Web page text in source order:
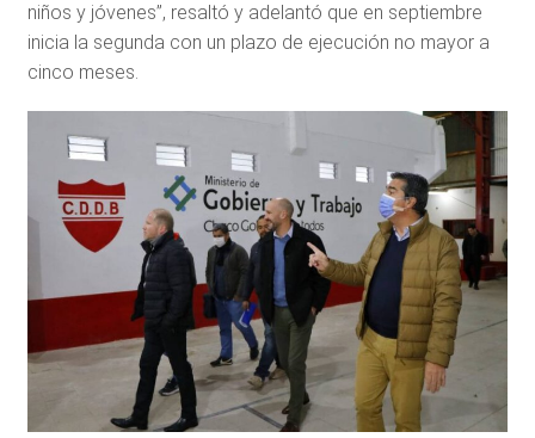
niños y jóvenes”, resaltó y adelantó que en septiembre
inicia la segunda con un plazo de ejecución no mayor a
cinco meses.